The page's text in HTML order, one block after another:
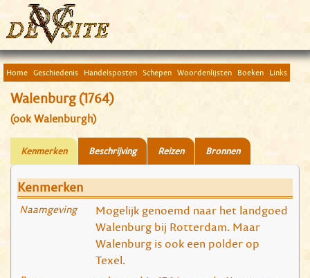
Home Geschiedenis Handelsposten Schepen Woordenlijsten Boeken Links
Walenburg (1764)
(ook Walenburgh)
Kenmerken Beschrijving Reizen Bronnen
Kenmerken
Naamgeving
Mogelijk genoemd naar het landgoed
Walenburg bij Rotterdam. Maar
Walenburg is ook een polder op
Texel.